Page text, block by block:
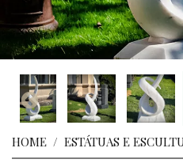
HOME / ESTÁTUAS E